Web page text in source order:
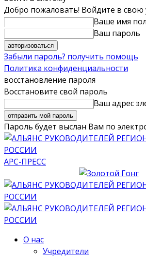
Добро пожаловать! Войдите в свою
Ваше имя
Ваш пароль
Забыли пароль? получить помощь
Политика конфиденциальности
восстановление пароля
Восстановите свой пароль
Ваш адрес
Пароль будет выслан Вам по
АРС-ПРЕСС
О нас
Учредители